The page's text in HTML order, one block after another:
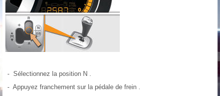
- Sélectionnez la position N .
- Appuyez franchement sur la pédale de frein .